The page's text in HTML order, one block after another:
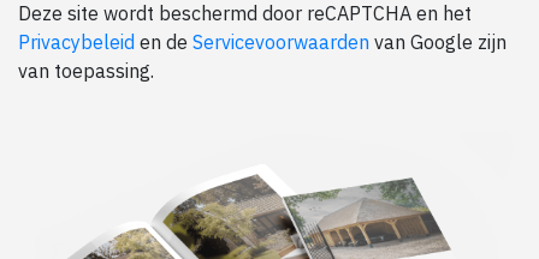
Deze site wordt beschermd door reCAPTCHA en het
Privacybeleid en de Servicevoorwaarden van Google zijn
van toepassing.